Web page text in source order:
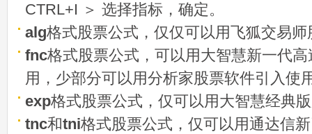
CTRL+I ＞ 选择指标，确定。
alg格式股票公式，仅仅可以用飞狐交易
fnc格式股票公式，可以用大智慧新一代
用，少部分可以用分析家股票软件引入使
exp格式股票公式，仅可以用大智慧经典
tnc和tni格式股票公式，仅可以用通达信